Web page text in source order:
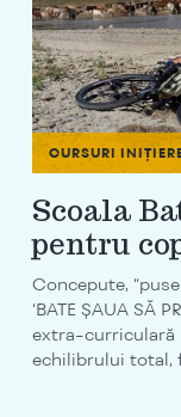
CURSURI
Scoala
pentru
Concepute,
‘BATE ȘAUA SĂ
extra-curriculară
echilibrului total,